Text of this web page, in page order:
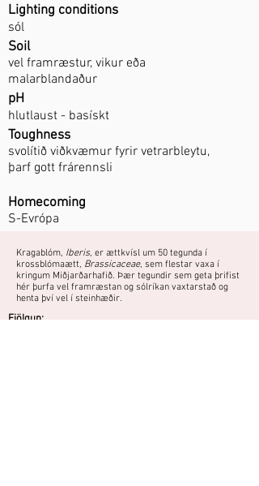
Lighting conditions
sól
Soil
vel framræstur, vikur eða
malarblandaður
pH
hlutlaust - basískt
Toughness
svolítið viðkvæmur fyrir vetrarbleytu,
þarf gott frárennsli
Homecoming
S-Evrópa
Kragablóm, Iberis, er ættkvísl um 50 tegunda í
krossblómaætt, Brassicaceae, sem flestar vaxa í
kringum Miðjarðarhafið. Þær tegundir sem geta þrifist
hér þurfa vel framræstan og sólríkan vaxtarstað og
henta því vel í steinhæðir.
Fjölgun: